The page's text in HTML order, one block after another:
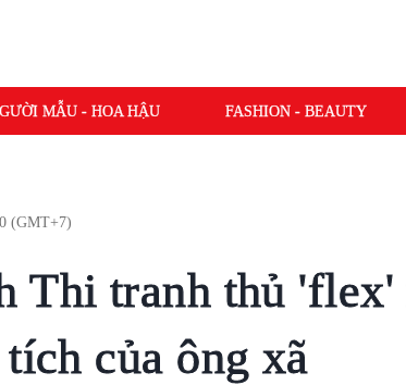
MẪU - HOA HẬU FASHION - BEAUTY
(GMT+7)
Thi tranh thủ 'flex'
của ông xã